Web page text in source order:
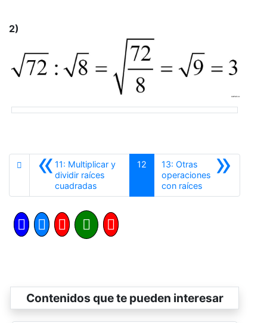
2)
«11: Multiplicar y
dividir raíces
cuadradas
12 »
13: Otras
operaciones
con raícesSiguiente
Contenidos que te pueden interesar